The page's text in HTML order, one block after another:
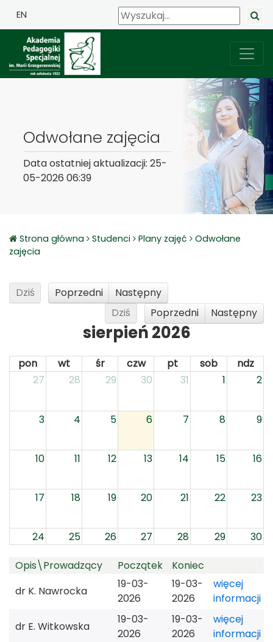
EN
Odwołane zajęcia
Data ostatniej aktualizacji: 25-
05-2026 06:39
Strona główna Studenci Plany zajęć
Odwołane
zajęcia
Dziś Poprzedni
Następny
Dziś
Poprzedni Następny
sierpień 2026
pon wt śr czw pt sob
ndz
27
28 29 30 31 1 2
3 4 5 6 7 8 9
10 11 12 13 14 15 16
17 18 19 20 21 22 23
24 25 26 27 28 29 30
Opis\Prowadzący Początek
Koniec
dr K. Nawrocka
19-03-
2026
19-03-
2026
więcej
informacji
dr E. Witkowska
19-03-
2026
19-03-
2026
więcej
informacji